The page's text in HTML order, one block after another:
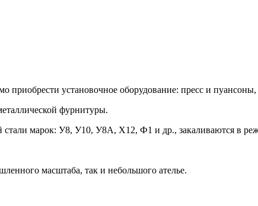
приобрести установочное оборудование: пресс и
фурнитуры.
марок: У8, У10, У8А, Х12, Ф1 и др., закаливаются в
масштаба, так и небольшого ателье.